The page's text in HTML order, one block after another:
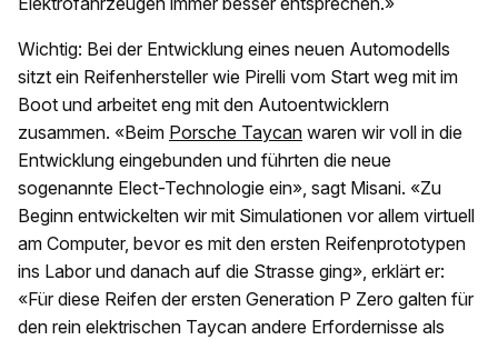
Wichtig: Bei der Entwicklung eines neuen Automodells
sitzt ein Reifenhersteller wie Pirelli vom Start weg mit im
Boot und arbeitet eng mit den Autoentwicklern
zusammen. «Beim Porsche Taycan waren wir voll in die
Entwicklung eingebunden und führten die neue
sogenannte Elect-Technologie ein», sagt Misani. «Zu
Beginn entwickelten wir mit Simulationen vor allem virtuell
am Computer, bevor es mit den ersten Reifenprototypen
ins Labor und danach auf die Strasse ging», erklärt er:
«Für diese Reifen der ersten Generation P Zero galten für
den rein elektrischen Taycan andere Erfordernisse als